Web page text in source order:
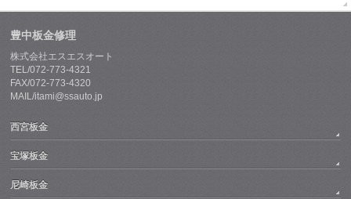
豊中板金修理
株式会社エスエスオート
TEL/072-773-4321
FAX/072-773-4320
MAIL/itami@ssauto.jp
西宮板金
宝塚板金
尼崎板金